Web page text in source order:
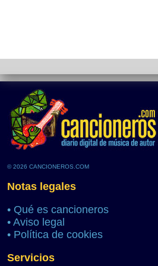
© 2026 CANCIONEROS.COM
Notas legales
• Qué es cancioneros
• Aviso legal
• Política de cookies
Servicios